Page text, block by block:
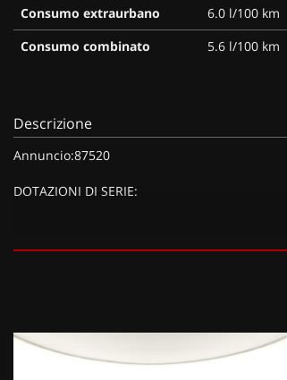
Consumo extraurbano
6.0 l/100 km
Consumo combinato
5.6 l/100 km
Descrizione
Annuncio:87520
DOTAZIONI DI SERIE: